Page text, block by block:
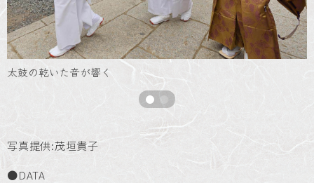
太鼓の乾いた音が響く
写真提供:茂垣貴子
●DATA